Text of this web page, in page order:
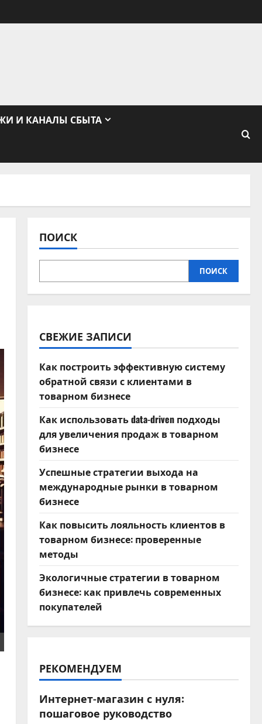
И КАНАЛЫ СБЫТА
ПОИСК
ПОИСК
СВЕЖИЕ ЗАПИСИ
Как построить эффективную систему
обратной связи с клиентами в
товарном бизнесе
Как использовать data-driven подходы
для увеличения продаж в товарном
бизнесе
Успешные стратегии выхода на
международные рынки в товарном
бизнесе
Как повысить лояльность клиентов в
товарном бизнесе: проверенные
методы
Экологичные стратегии в товарном
бизнесе: как привлечь современных
покупателей
РЕКОМЕНДУЕМ
Интернет-магазин с нуля:
пошаговое руководство